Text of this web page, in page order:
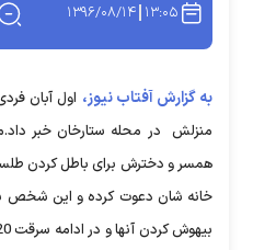
۱۳:۰۵ ۱۳۹۶/۰۸/۱۴
به گزارش آفتاب نیوز، اول آبان
منزلش در محله ستارخان خبر
همسر و دخترش برای باطل کردن
خانه شان دعوت کرده و این شخص